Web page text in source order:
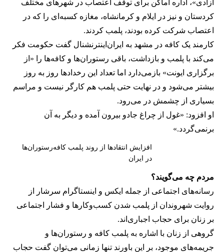
آزادی»، اداره اماکن برای توقف اعتصاب در شهرهای مختلف
کردستان و نیز در ایلام و کرمانشاه، مغازه کسبه‌ای را که در
اعتصاب شرکت کرده بودند، پلمب کردند.
کارمند یک کافه در مشهد به ایران‌اینترنشنال گفت حکومت فکر
می‌کند با پلمب و بازداشت، باقی رستوران‌ها و کافه‌ها را «از
برگزاری ایونت» بازمی‌دارد اما تعداد این رخدادها روز به روز
بیشتر می‌شود و در نهایت حتی پلمب هم کارگر نیست و مراسم
بسیاری از چشمش در می‌رود.
او افزود: «غول از چراغ جادو بیرون آمده و دیگر به آن
برنمی‎‌گردد.»
افزایش انتقادها از روند پلمب کافه‌رستوران‌ها
در ایران
مردم چه می‌گویند؟
رسانه‎‌های اجتماعی از جمله ایکس و اینستاگرام سرشار از
روایت شهروندان از پلمب شدن کسب‌وکارها و فشار اجتماعی
بر زنان برای حجاب اجباری‌اند.
گروهی از زنان با اشاره به پلمب کافه و رستوران‌ها و
جریمه‌های موجود، بر این باورند تنها زمانی می‌توان گفت حجاب